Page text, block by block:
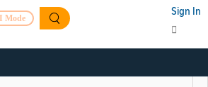
Mode
Sign In